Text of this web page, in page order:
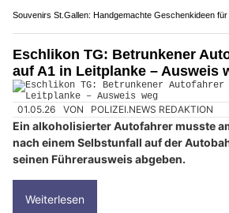
Souvenirs St.Gallen: Handgemachte Geschenkideen
Eschlikon TG: Betrunkener
auf A1 in Leitplanke – Ausweis
01.05.26 VON POLIZEI.NEWS REDAKTION
Ein alkoholisierter Autofahrer musste
nach einem Selbstunfall auf der
seinen Führerausweis abgeben.
Weiterlesen